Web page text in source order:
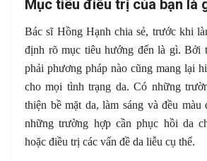
Mục tiêu điều trị của bạn là
Bác sĩ Hồng Hạnh chia sẻ, trước khi
định rõ mục tiêu hướng đến là gì. Bởi
phải phương pháp nào cũng mang lại
cho mọi tình trạng da. Có những
thiện bề mặt da, làm sáng và đều màu
những trường hợp cần phục hồi da
hoặc điều trị các vấn đề da liễu cụ thể.